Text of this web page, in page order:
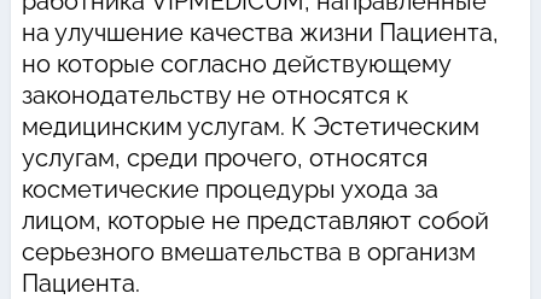
на улучшение качества жизни Пациента,
но которые согласно действующему
законодательству не относятся к
медицинским услугам. К Эстетическим
услугам, среди прочего, относятся
косметические процедуры ухода за
лицом, которые не представляют собой
серьезного вмешательства в организм
Пациента.